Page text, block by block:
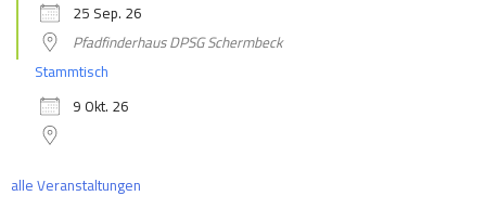
25 Sep. 26
Pfadfinderhaus DPSG Schermbeck
Stammtisch
9 Okt. 26
alle Veranstaltungen